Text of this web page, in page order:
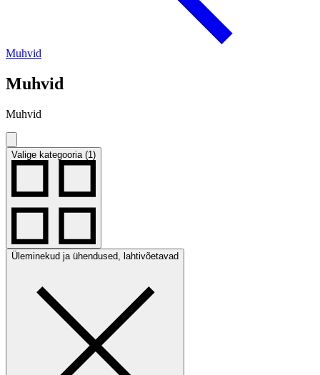
Muhvid
Muhvid
Muhvid
Valige kategooria (1)
Üleminekud ja ühendused, lahtivõetavad